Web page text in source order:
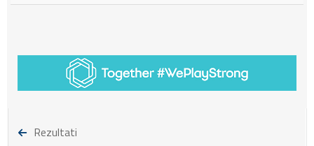
Rezultati